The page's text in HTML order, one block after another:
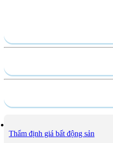
Thẩm định giá bất động sản